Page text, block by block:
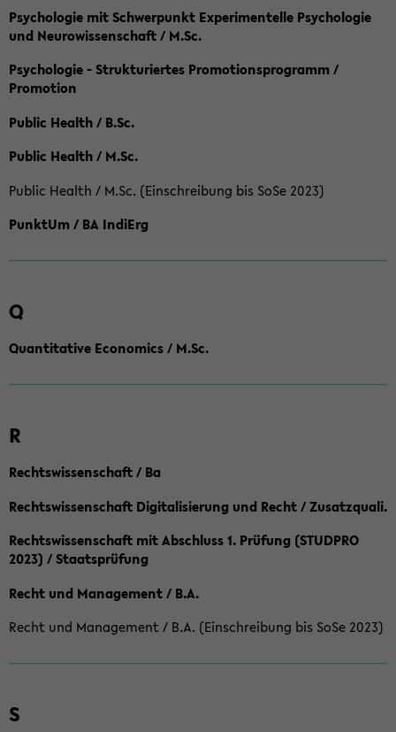
Psychologie mit Schwerpunkt Experimentelle Psychologie
und Neurowissenschaft / M.Sc.
Psychologie - Strukturiertes Promotionsprogramm /
Promotion
Public Health / B.Sc.
Public Health / M.Sc.
Public Health / M.Sc. (Einschreibung bis SoSe 2023)
PunktUm / BA IndiErg
Q
Quantitative Economics / M.Sc.
R
Rechtswissenschaft / Ba
Rechtswissenschaft Digitalisierung und Recht / Zusatzquali.
Rechtswissenschaft mit Abschluss 1. Prüfung (STUDPRO
2023) / Staatsprüfung
Recht und Management / B.A.
Recht und Management / B.A. (Einschreibung bis SoSe 2023)
S